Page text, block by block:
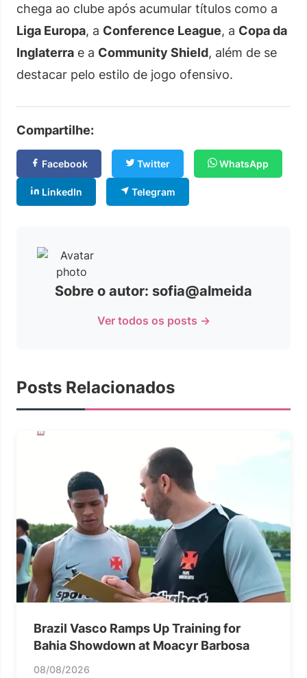
chega ao clube após acumular títulos como a
Liga Europa, a Conference League, a Copa da
Inglaterra e a Community Shield, além de se
destacar pelo estilo de jogo ofensivo.
Compartilhe:
Facebook Twitter WhatsApp
LinkedIn Telegram
Sobre o autor: sofia@almeida
Ver todos os posts →
Posts Relacionados
Brazil Vasco Ramps Up Training for
Bahia Showdown at Moacyr Barbosa
08/08/2026